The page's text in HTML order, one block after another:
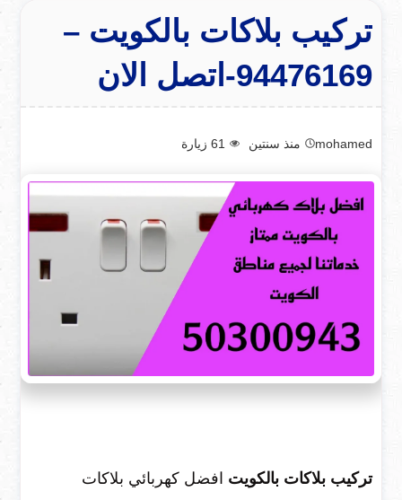
تركيب بلاكات بالكويت –
94476169-اتصل الان
mohamed منذ سنتين 61 زيارة
تركيب بلاكات بالكويت افضل كهربائي بلاكات